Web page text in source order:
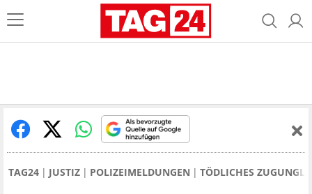
TAG24 JUSTIZ POLIZEIMELDUNGEN TÖDLICHES